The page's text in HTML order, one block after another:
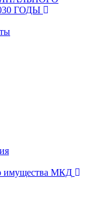
ГОДЫ
имущества МКД